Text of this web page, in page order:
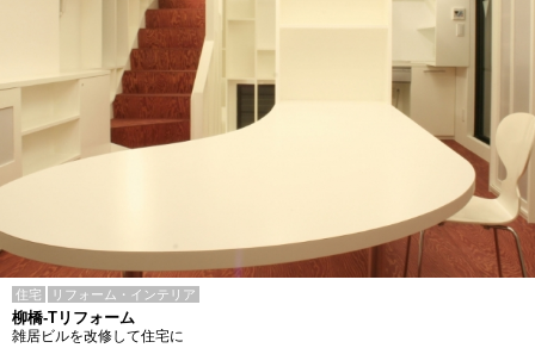
住宅 リフォーム・インテリア
柳橋-Tリフォーム
雑居ビルを改修して住宅に